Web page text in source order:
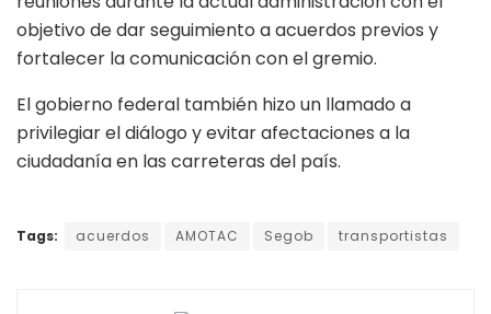
objetivo de dar seguimiento a acuerdos previos y
fortalecer la comunicación con el gremio.
El gobierno federal también hizo un llamado a
privilegiar el diálogo y evitar afectaciones a la
ciudadanía en las carreteras del país.
Tags: acuerdos AMOTAC Segob transportistas